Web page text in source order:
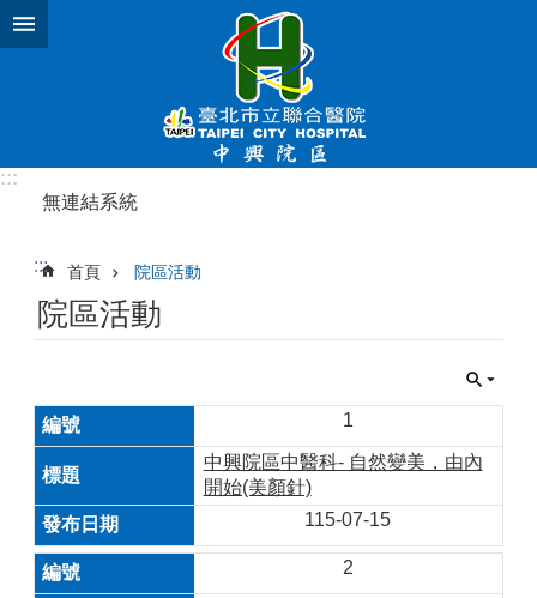
跳到主要內容區塊
:::
無連結系統
::: 首頁 院區活動
院區活動
1
中興院區中醫科- 自然變美，由內
開始(美顏針)
115-07-15
2